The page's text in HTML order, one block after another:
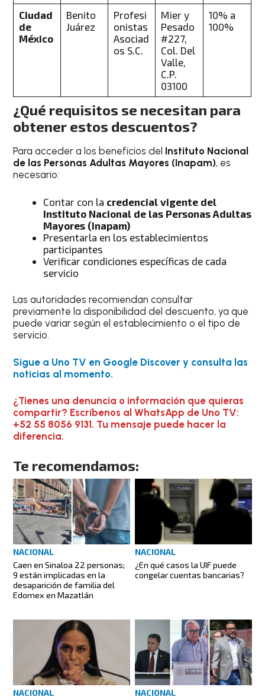
Ciudad
de
México
Benito
Juárez
Profesi
onistas
Asociad
os S.C.
Mier y
Pesado
#227,
Col. Del
Valle,
C.P.
03100
10% a
100%
¿Qué requisitos se necesitan para
obtener estos descuentos?
Para acceder a los beneficios del Instituto Nacional
de las Personas Adultas Mayores (Inapam), es
necesario:
Contar con la credencial vigente del
Instituto Nacional de las Personas Adultas
Mayores (Inapam)
Presentarla en los establecimientos
participantes
Verificar condiciones específicas de cada
servicio
Las autoridades recomiendan consultar
previamente la disponibilidad del descuento, ya que
puede variar según el establecimiento o el tipo de
servicio.
Sigue a Uno TV en Google Discover y consulta las
noticias al momento.
¿Tienes una denuncia o información que quieras
compartir? Escríbenos al WhatsApp de Uno TV:
+52 55 8056 9131. Tu mensaje puede hacer la
diferencia.
Te recomendamos:
NACIONAL
Caen en Sinaloa 22 personas;
9 están implicadas en la
desaparición de familia del
Edomex en Mazatlán
NACIONAL
¿En qué casos la UIF puede
congelar cuentas bancarias?
NACIONAL
NACIONAL